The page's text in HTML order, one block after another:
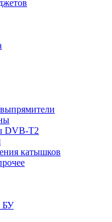
DVB-T2
катышков
БУ